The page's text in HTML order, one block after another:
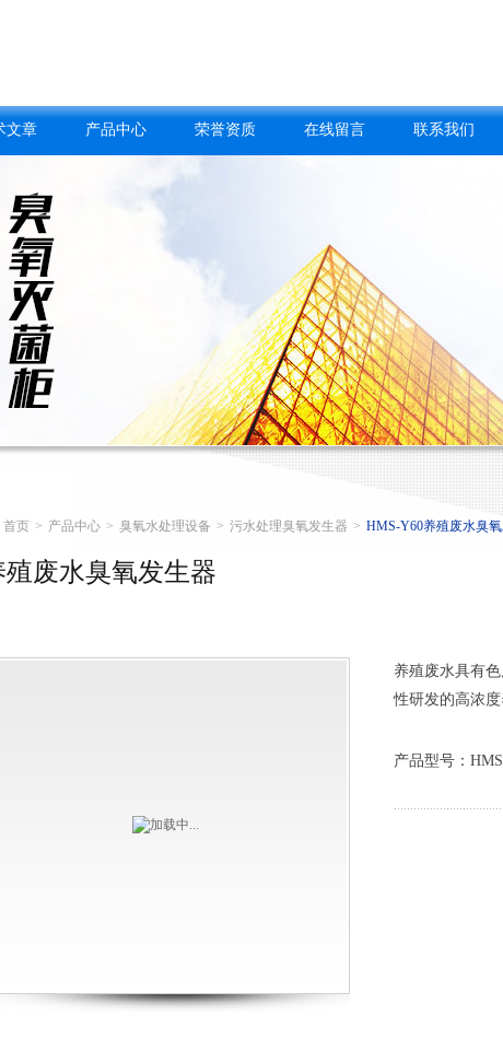
文章 产品中心 荣誉资质 在线留言 联系我们
首页 > 产品中心 > 臭氧水处理设备 > 污水处理臭氧发生器 > HMS-Y60养殖废水臭
殖废水臭氧发生器
养殖废水具有
性研发的高浓
产品型号：